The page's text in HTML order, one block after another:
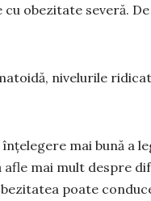
obezitate severă.
nivelurile
mai bună a
afle mai mult despre
poate